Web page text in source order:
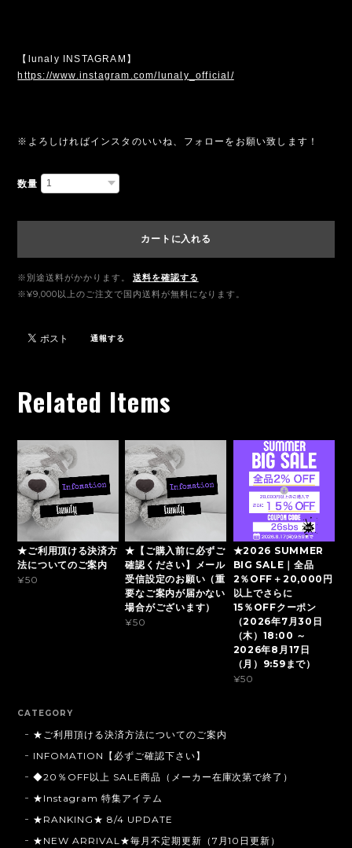
【lunaly INSTAGRAM】
https://www.instagram.com/lunaly_official/
※よろしければインスタのいいね、フォローをお願い致します！
数量
カートに入れる
※別途送料がかかります。
送料を確認する
※¥9,000以上のご注文で国内送料が無料になります。
通報する
Related Items
★ご利用頂ける決済方
法についてのご案内
¥50
★【ご購入前に必ずご
確認ください】メール
受信設定のお願い（重
要なご案内が届かない
場合がございます）
¥50
★2026 SUMMER
BIG SALE｜全品
2％OFF＋20,000円
以上でさらに
15％OFFクーポン
（2026年7月30日
（木）18:00 ～
2026年8月17日
（月）9:59まで）
¥50
CATEGORY
★ご利用頂ける決済方法についてのご案内
INFOMATION【必ずご確認下さい】
◆20％OFF以上 SALE商品（メーカー在庫次第で終了）
★Instagram 特集アイテム
★RANKING★ 8/4 UPDATE
★NEW ARRIVAL★毎月不定期更新（7月10日更新）